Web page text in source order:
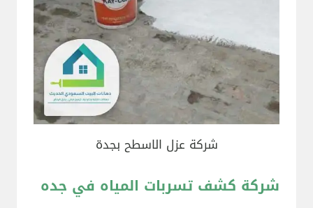
شركة عزل الاسطح بجدة
شركة كشف تسربات المياه في جده